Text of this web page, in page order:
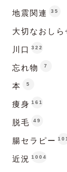
地震関連 35
大切なおしら
川口 322
忘れ物 7
本 5
痩身 161
脱毛 49
腸セラピー
近況 1004